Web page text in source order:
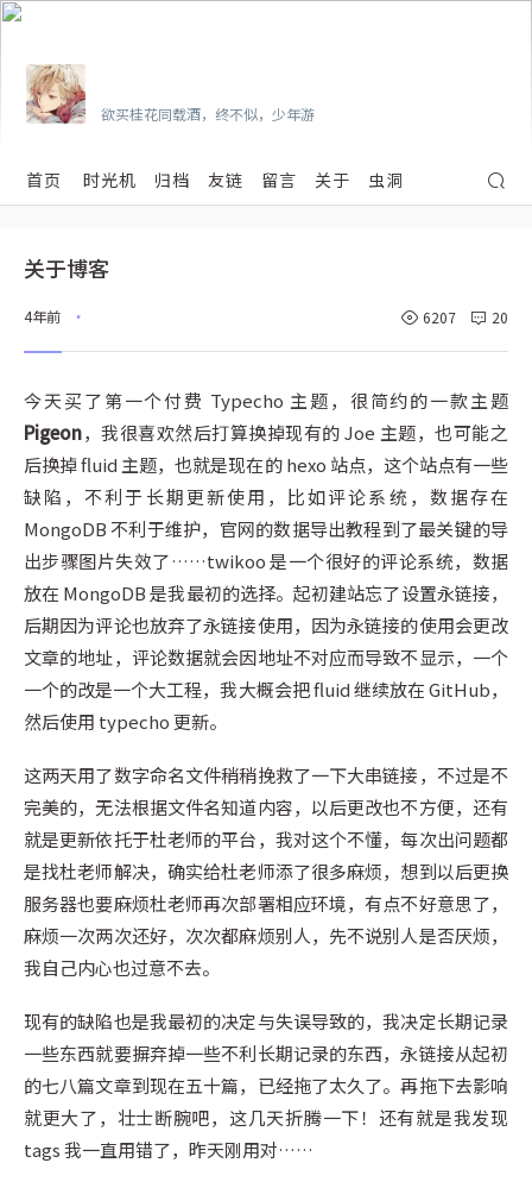
欲买桂花同载酒，终不似，少年游
首页 时光机 归档 友链 留言 关于 虫洞
关于博客
4年前 • 6207 20
今天买了第一个付费 Typecho 主题，很简约的一款主题
Pigeon，我很喜欢然后打算换掉现有的 Joe 主题，也可能之
后换掉 fluid 主题，也就是现在的 hexo 站点，这个站点有一些
缺陷，不利于长期更新使用，比如评论系统，数据存在
MongoDB 不利于维护，官网的数据导出教程到了最关键的导
出步骤图片失效了……twikoo 是一个很好的评论系统，数据
放在 MongoDB 是我最初的选择。起初建站忘了设置永链接，
后期因为评论也放弃了永链接使用，因为永链接的使用会更改
文章的地址，评论数据就会因地址不对应而导致不显示，一个
一个的改是一个大工程，我大概会把 fluid 继续放在 GitHub，
然后使用 typecho 更新。
这两天用了数字命名文件稍稍挽救了一下大串链接，不过是不
完美的，无法根据文件名知道内容，以后更改也不方便，还有
就是更新依托于杜老师的平台，我对这个不懂，每次出问题都
是找杜老师解决，确实给杜老师添了很多麻烦，想到以后更换
服务器也要麻烦杜老师再次部署相应环境，有点不好意思了，
麻烦一次两次还好，次次都麻烦别人，先不说别人是否厌烦，
我自己内心也过意不去。
现有的缺陷也是我最初的决定与失误导致的，我决定长期记录
一些东西就要摒弃掉一些不利长期记录的东西，永链接从起初
的七八篇文章到现在五十篇，已经拖了太久了。再拖下去影响
就更大了，壮士断腕吧，这几天折腾一下！还有就是我发现
tags 我一直用错了，昨天刚用对……